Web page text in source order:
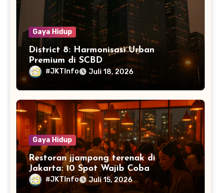
Gaya Hidup
District 8: Harmonisasi Urban
Premium di SCBD
#JKTInfo Juli 18, 2026
Gaya Hidup
Restoran jjampong terenak di
Jakarta: 10 Spot Wajib Coba
#JKTInfo Juli 15, 2026